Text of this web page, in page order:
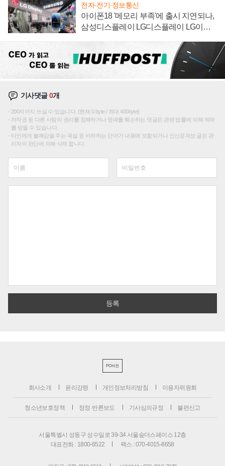
전자·전기·정보통신
아이폰18 '메모리 부족'에 출시 지연되나,
삼성디스플레이 LG디스플레이 LG이노
기사댓글0개
200자까지 쓰실 수 있습니다. (현재 0 byte / 최대 400byte)
저작권 등 다른 사람의 권리를 침해하거나 명예를 훼손하는 댓글은 관련 법률에 의해 제재
를 받을 수 있습니다.
타인에게 불쾌감을 주는 욕설 등 비하하는 단어가 내용에 포함되거나 인신공격성 글은 관
리자의 판단에 의해 삭제 합니다.
PC버전
회사소개 윤리강령 개인정보처리방침 이용자위원회
청소년보호정책 정정·반론보도 기사심의규정 불편신고
서울특별시 성동구 성수일로 39-34 서울숲더스페이스 12층
대표전화 : 1800-6522
팩스 : 070-4015-8658